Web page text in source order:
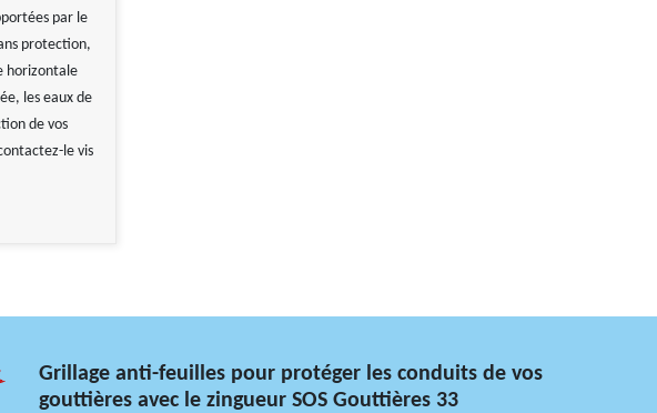
par le
protection,
horizontale
les eaux de
de vos
le vis
Grillage anti-feuilles pour protéger les conduits de vos
gouttières avec le zingueur SOS Gouttières 33